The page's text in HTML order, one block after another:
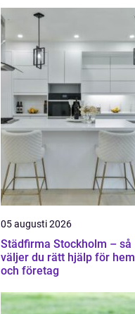
05 augusti 2026
Städfirma Stockholm – så
väljer du rätt hjälp för hem
och företag